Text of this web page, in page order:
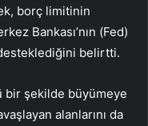
borç limitinin
Bankası’nın (Fed)
belirtti.
bir şekilde büyümeye
alanlarını da